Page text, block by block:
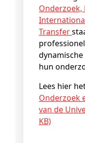
Onderzoek,
Transfer
hun
Lees hier
Onderzoek
van de
KB)